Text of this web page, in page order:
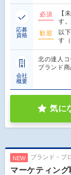
応募
資格
必須
【
す
歓迎
以
す
会社
概要
北の達人
ブランド
気に
NEW ブランド・プ
マーケティン